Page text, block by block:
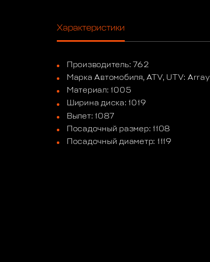
Характеристики
Производитель: 762
Марка Автомобиля, ATV, UTV: Array
Материал: 1005
Ширина диска: 1019
Вылет: 1087
Посадочный размер: 1108
Посадочный диаметр: 1119